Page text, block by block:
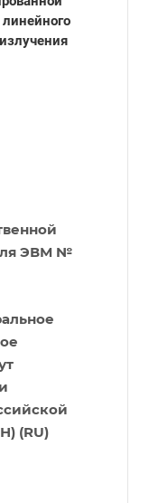
ЭВМ №
(RU)